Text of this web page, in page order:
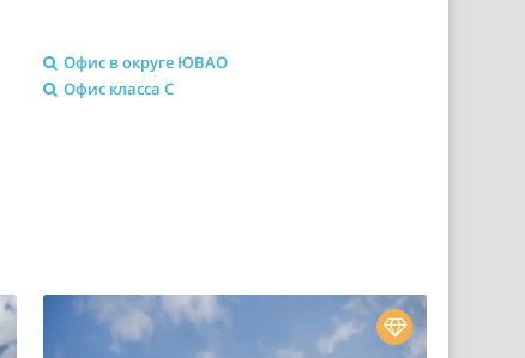
Офис в округе ЮВАО
Офис класса C